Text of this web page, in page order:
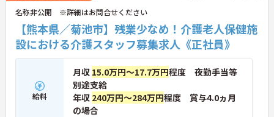
名称非公開 ※詳細はお問合せください
【熊本県／菊池市】残業少なめ！介護老人保健施
設における介護スタッフ募集求人《正社員》
給料
月収 15.0万円～17.7万円程度 夜勤手当等
別途支給
年収 240万円～284万円程度 賞与4.0ヵ月
の場合